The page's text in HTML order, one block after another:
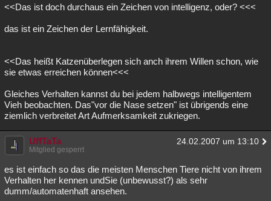
<<Das ist doch durchaus ein Zeichen von intelligenz, oder? <<<
das ist ein Zeichen der Lernfähigkeit.
<<Das heißt Katzenüberlegen sich anch ihrem Willen schon, wie
sie etwas erreichen können<<<
Gleiches Verhalten kannst du bei jedem halbwegs intelligentem
Vieh beobachten. Das"vor die Nase setzen" ist übrigends eine
ziemlich verbreitet Art Aufmerksamkeit zukriegen.
UffTaTa 24.02.2007 um 13:10
Mitglied gesperrt
es ist einfach so das die meisten Menschen Tiere nicht von ihrem
Verhalten her kennen undSie (unbewusst?) als sehr
dumm/automatenhaft ansehen.